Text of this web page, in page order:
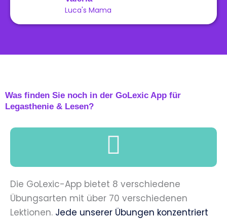
Luca's Mama
Was finden Sie noch in der GoLexic App für
Legasthenie & Lesen?
Die GoLexic-App bietet 8 verschiedene
Übungsarten mit über 70 verschiedenen
Lektionen. Jede unserer Übungen konzentriert